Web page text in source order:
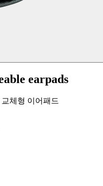
earpads
교체형 이어패드